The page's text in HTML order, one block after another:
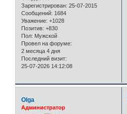
Зарегистрирован: 25-07-2015
Сообщений: 1684
Уважение: +1028
Позитив: +830
Пол: Мужской
Провел на форуме:
2 месяца 4 дня
Последний визит:
25-07-2026 14:12:08
Olga
Администратор